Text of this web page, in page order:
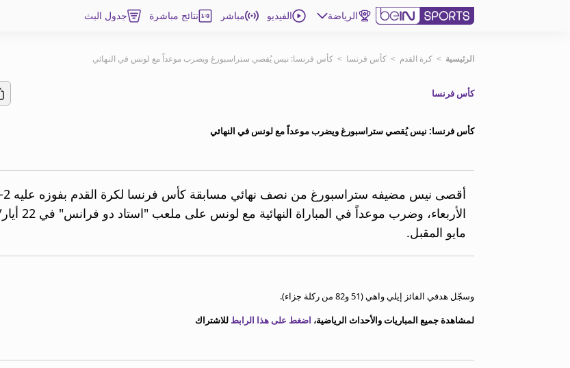
الرياضة الفيديو مباشر نتائج مباشرة جدول البث
اشترك
MENA
إدارة التنبيهات
انضم إلى قائمة النشرة الإخبارية
beIN CONNECT
beIN MEDIA GROUP
معلومات عن هذا الموقع
الرئيسية > كرة القدم > كأس فرنسا > كأس فرنسا: نيس يُقصي ستراسبورغ ويضرب موعداً مع لونس في النهائي
كأس فرنسا
كأس فرنسا: نيس يُقصي ستراسبورغ ويضرب موعداً مع لونس في النهائي
الأربعاء، وضرب موعداً في المباراة النهائية مع لونس على ملعب
مايو المقبل.
وسجّل هدفي الفائز إيلي واهي (51 و82 من ركلة جزاء).
لمشاهدة جميع المباريات والأحداث الرياضية، اضغط على هذا الرابط للاشتراك